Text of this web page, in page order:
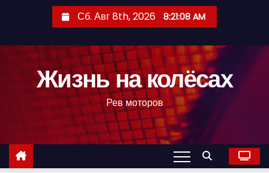
с
Сб. Авг 8th, 2026 8:21:08 AM
Жизнь на колёсах
Рев моторов